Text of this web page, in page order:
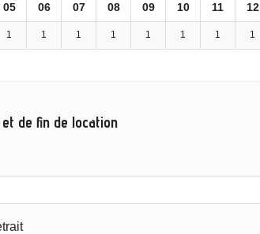
05 06 07 08 09 10 11 12
1 1 1 1 1 1 1 1
de fin de location